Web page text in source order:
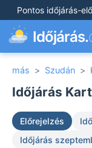
Pontos időjárás-
Időjárás.
más > Szudán >
Időjárás
Előrejelzés
Időjárás